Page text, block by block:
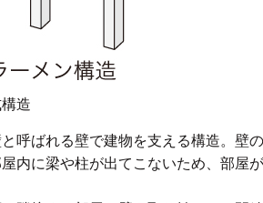
構造
呼ばれる壁で建物を支える構造。壁
内に梁や柱が出てこないため、部屋